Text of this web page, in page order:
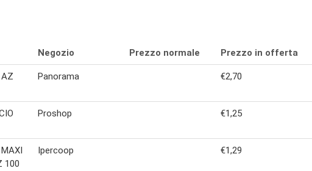
Negozio Prezzo normale Prezzo in offerta
AZ
Panorama €2,70
Proshop €1,25
100
Ipercoop €1,29